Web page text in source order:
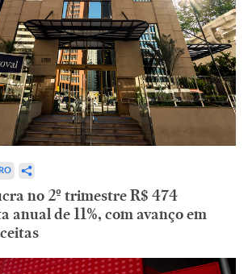
no 2º trimestre R$ 474
anual de 11%, com avanço em